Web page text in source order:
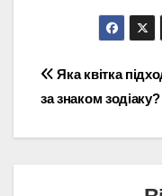
Навігація
записів
Яка квітка
за знаком зодіаку?